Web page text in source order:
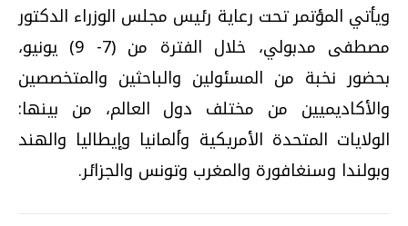
ويأتي المؤتمر تحت رعاية رئيس مجلس الوزراء الدكتور
مصطفى مدبولي، خلال الفترة من (7- 9) يونيو،
بحضور نخبة من المسئولين والباحثين والمتخصصين
والأكاديميين من مختلف دول العالم، من بينها:
الولايات المتحدة الأمريكية وألمانيا وإيطاليا والهند
وبولندا وسنغافورة والمغرب وتونس والجزائر.